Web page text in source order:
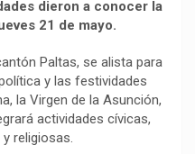
dieron a conocer la
21 de mayo.
Paltas, se alista para
y las festividades
la Virgen de la Asunción,
actividades cívicas,
religiosas.